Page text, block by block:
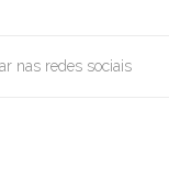
nas redes sociais